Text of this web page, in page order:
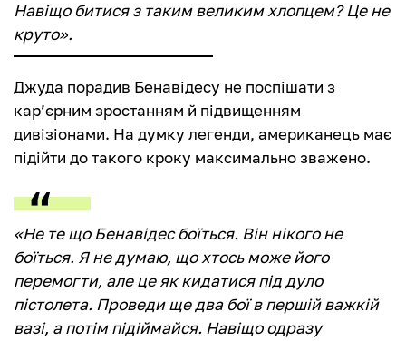
Навіщо битися з таким великим хлопцем? Це не
круто».
Джуда порадив Бенавідесу не поспішати з
кар’єрним зростанням й підвищенням
дивізіонами. На думку легенди, американець має
підійти до такого кроку максимально зважено.
«Не те що Бенавідес боїться. Він нікого не
боїться. Я не думаю, що хтось може його
перемогти, але це як кидатися під дуло
пістолета. Проведи ще два бої в першій важкій
вазі, а потім підіймайся. Навіщо одразу